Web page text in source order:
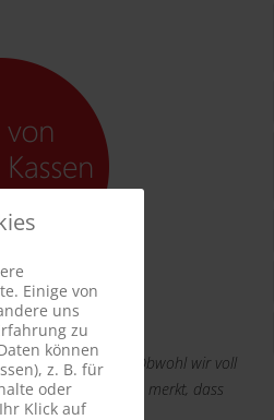
bedanken. Obwohl wir voll
positiv reagiert. Man merkt, dass
Einige von
uns
zu
können
z. B. für
oder
Klick auf